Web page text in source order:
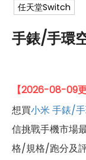
任天堂Switch
手錶/手環
【2026-08-09
想買小米 手錶/
信挑戰手機市場
格/規格/跑分及